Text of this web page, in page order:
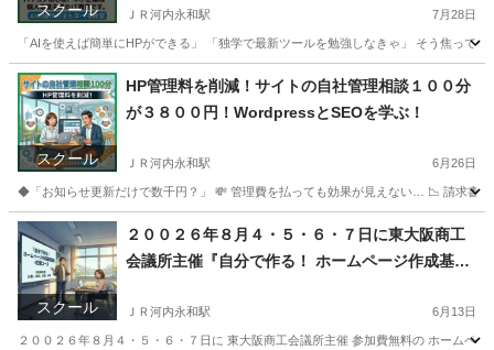
スクール ＪＲ河内永和駅 7月28日
「AIを使えば簡単にHPができる」 「独学で最新ツールを勉強しなきゃ」 そう焦って
大阪 東大阪市 ＪＲ河内永和駅 VBA
スクール
HP管理料を削減！サイトの自社管理相談１００分
が３８００円！WordpressとSEOを学ぶ！
ＪＲ河内永和駅 6月26日
◆「お知らせ更新だけで数千円？」 💸 管理費を払っても効果が見えない… 📉 請求書
大阪 東大阪市 ＪＲ河内永和駅 ホームページ作成 Canva
スクール
２００２６年８月４・５・６・７日に東大阪商工
会議所主催『自分で作る！ ホームページ作成基礎
ＪＲ河内永和駅 6月13日
２００２６年８月４・５・６・７日に 東大阪商工会議所主催 参加費無料の ホームペ